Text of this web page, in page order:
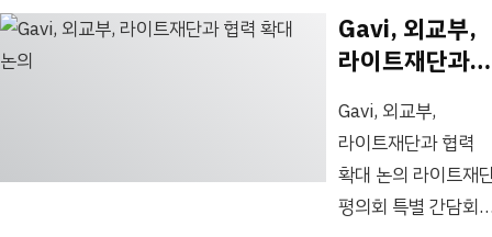
연구개발을 지원한
구체적으로는
분디부교
바이러스병을 포함한
에볼라바이러스병의
대비∙대응을 위해
개념검증 또는 예비
구호 행보 ·국내의
우수한 분자진단 및
고도화…중저소득국
공급 유도
세계보건기구
가 아프리카
Gavi, 외교부,
라이트재단과
Gavi, 외교부,
라이트재단과 협력
확대 논의 라이트재
평의회 특별 간담회